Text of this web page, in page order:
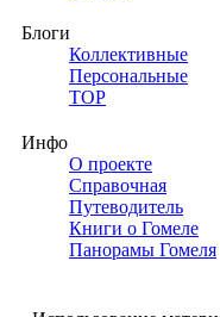
Блоги
Коллективные
Персональные
TOP
Инфо
О проекте
Справочная
Путеводитель
Книги о Гомеле
Панорамы Гомеля